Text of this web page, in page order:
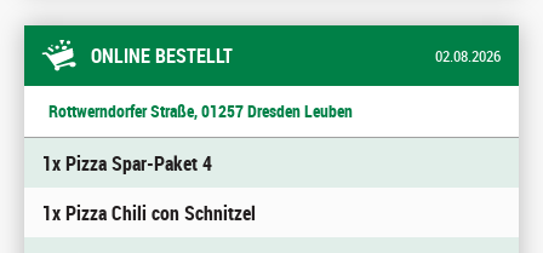
ONLINE BESTELLT 02.08.2026
Rottwerndorfer Straße, 01257 Dresden Leuben
1x Pizza Spar-Paket 4
1x Pizza Chili con Schnitzel